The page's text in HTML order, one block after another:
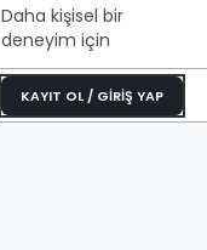
Daha kişisel bir
deneyim için
KAYIT OL / GİRİŞ YAP